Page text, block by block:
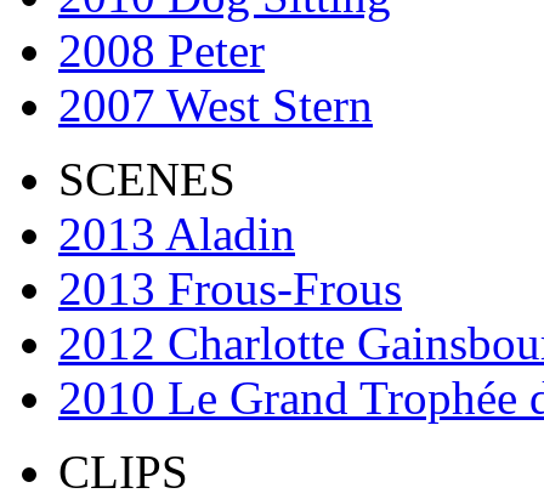
2008 Peter
2007 West Stern
SCENES
2013 Aladin
2013 Frous-Frous
2012 Charlotte
2010 Le Grand Trophée
CLIPS